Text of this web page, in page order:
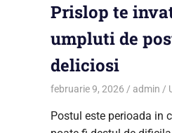
Prislop te
umpluti de
deliciosi
februarie 9, 2026 admin
Postul este perioada in